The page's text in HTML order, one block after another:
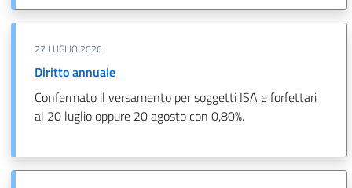
27 LUGLIO 2026
Diritto annuale
Confermato il versamento per soggetti ISA e forfettari
al 20 luglio oppure 20 agosto con 0,80%.